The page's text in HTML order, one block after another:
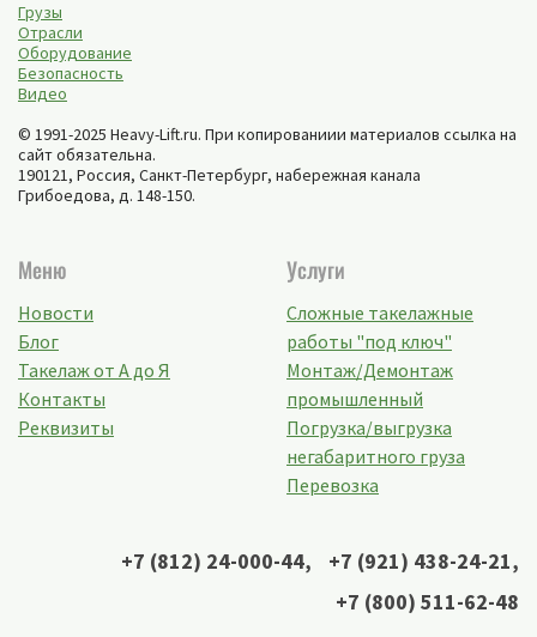
Грузы
Отрасли
Оборудование
Безопасность
Видео
© 1991-2025 Heavy-Lift.ru. При копированиии материалов ссылка на
сайт обязательна.
190121, Россия, Санкт-Петербург, набережная канала
Грибоедова, д. 148-150.
Меню
Новости
Блог
Такелаж от А до Я
Контакты
Реквизиты
Услуги
Сложные такелажные
работы "под ключ"
Монтаж/Демонтаж
промышленный
Погрузка/выгрузка
негабаритного груза
Перевозка
+7 (812) 24-000-44, +7 (921) 438-24-21,
+7 (800) 511-62-48